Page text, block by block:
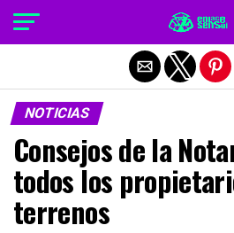
NOTICIAS
Consejos de la
todos los
terrenos
Salir de la